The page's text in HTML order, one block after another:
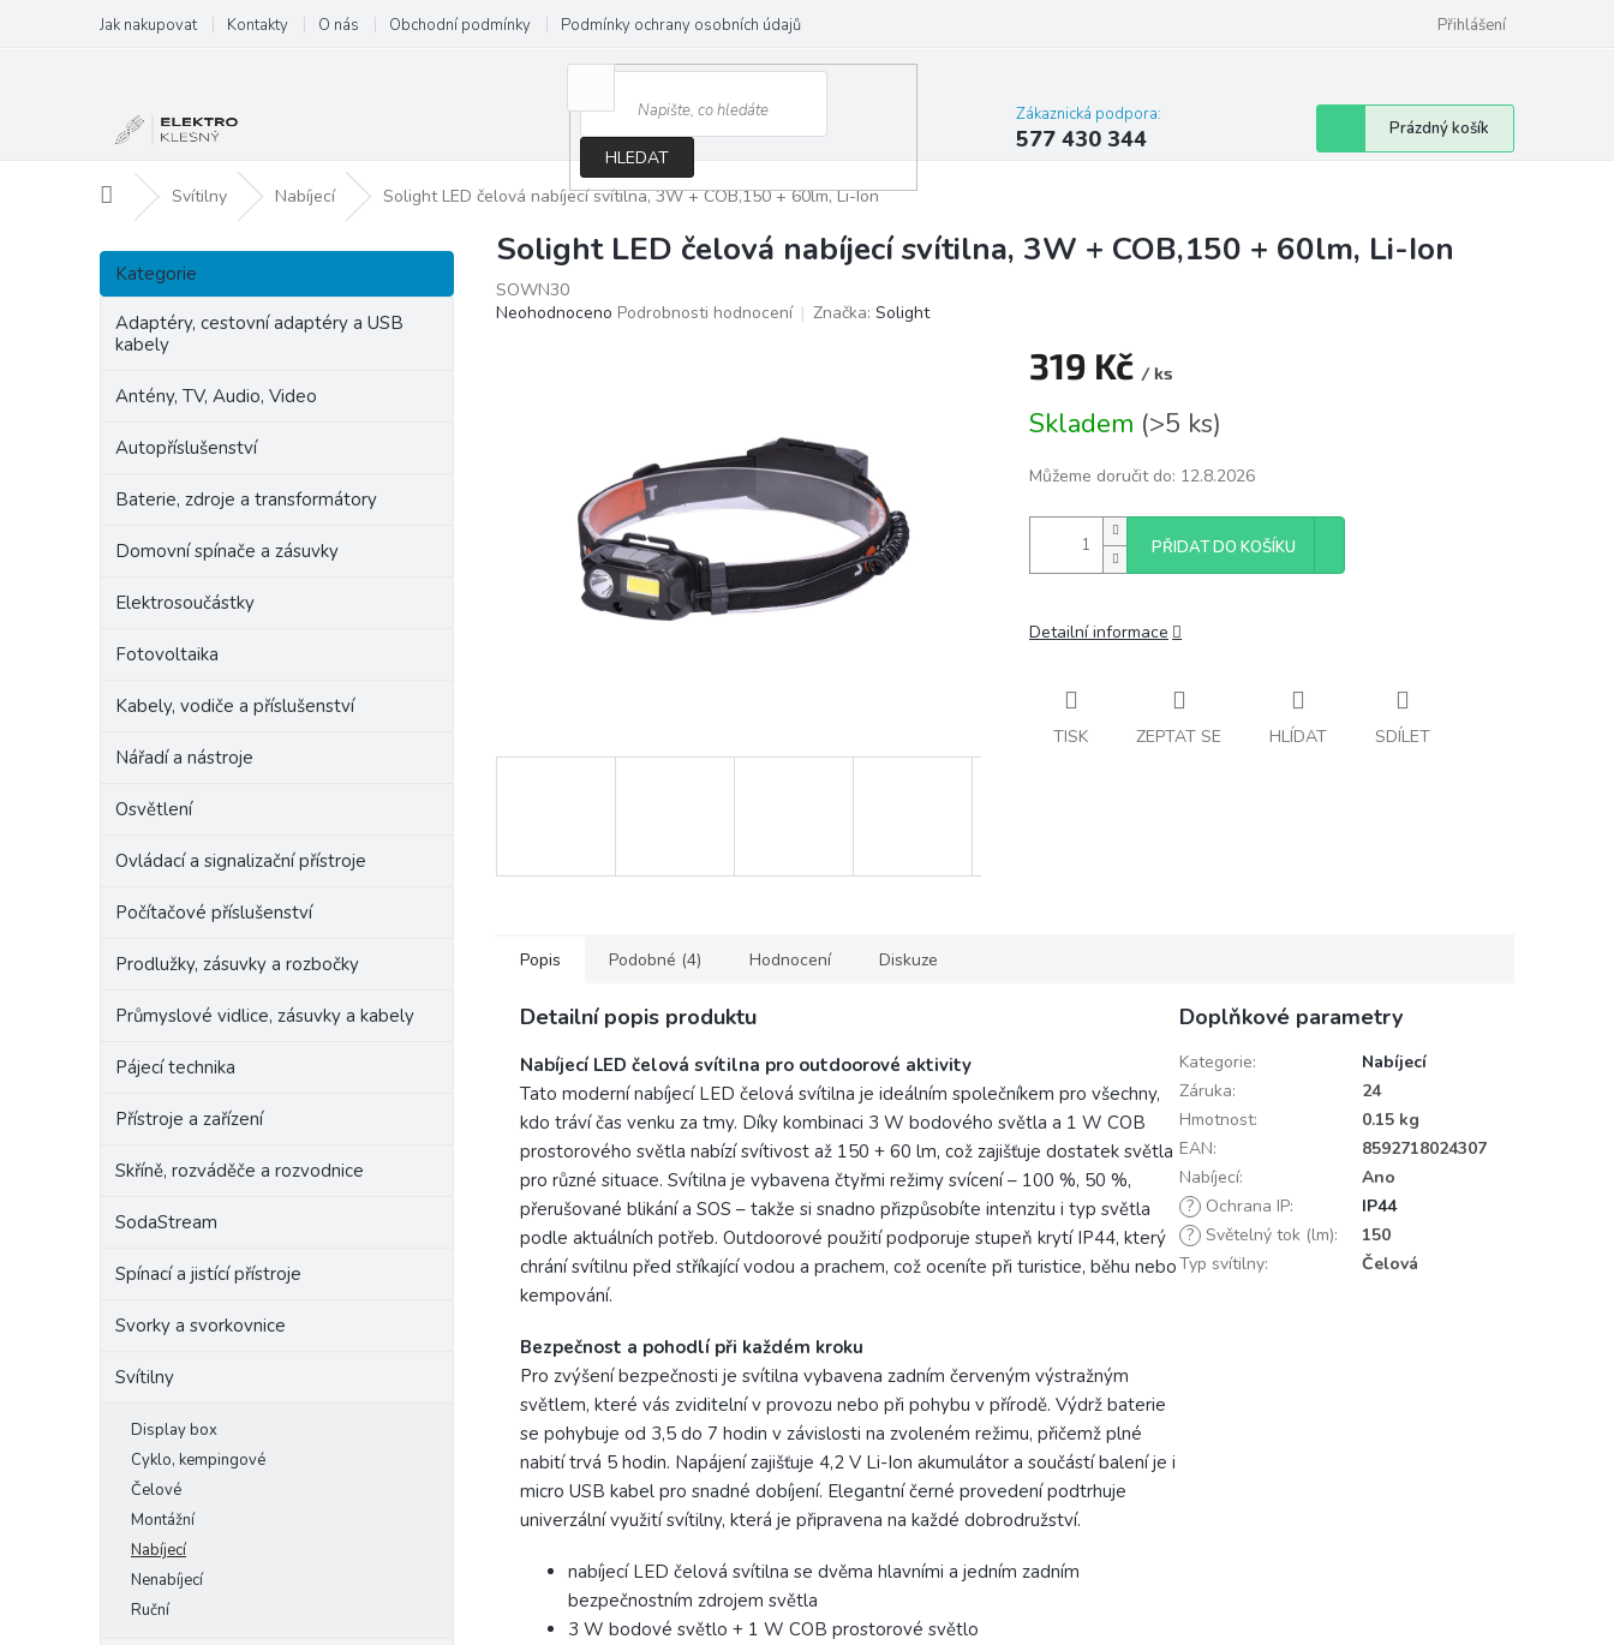
obsah
Jak nakupovat Kontakty O nás Obchodní podmínky Podmínky ochrany osobních údajů Přihlášení
HLEDAT
Zákaznická podpora:
577 430 344
Nákupní
košík
Prázdný košík
Domů Svítilny Nabíjecí Solight LED čelová nabíjecí svítilna, 3W + COB,150 + 60lm, Li-Ion
P
s
Přeskočit
kategorie
Kategorie
Adaptéry, cestovní adaptéry a USB
kabely
Antény, TV, Audio, Video
Autopříslušenství
Baterie, zdroje a transformátory
Domovní spínače a zásuvky
Elektrosoučástky
Fotovoltaika
Kabely, vodiče a příslušenství
Nářadí a nástroje
Osvětlení
Ovládací a signalizační přístroje
Počítačové příslušenství
Prodlužky, zásuvky a rozbočky
Průmyslové vidlice, zásuvky a kabely
Pájecí technika
Přístroje a zařízení
Skříně, rozváděče a rozvodnice
SodaStream
Spínací a jistící přístroje
Svorky a svorkovnice
Svítilny
Display box
Cyklo, kempingové
Čelové
Montážní
Nabíjecí
Nenabíjecí
Ruční
Solight LED čelová nabíjecí svítilna, 3W + COB,150 + 60lm, Li-Ion
SOWN30
Průměrné
Neohodnoceno Podrobnosti hodnocení Značka: Solight
319 Kč / ks
cena:
Skladem (>5 ks)
Můžeme doručit do: 12.8.2026
PŘIDAT DO KOŠÍKU
Detailní informace
TISK ZEPTAT SE HLÍDAT SDÍLET
Popis Podobné (4) Hodnocení Diskuze
Detailní popis produktu
Nabíjecí LED čelová svítilna pro outdoorové aktivity
Tato moderní nabíjecí LED čelová svítilna je ideálním společníkem pro všechny,
kdo tráví čas venku za tmy. Díky kombinaci 3 W bodového světla a 1 W COB
prostorového světla nabízí svítivost až 150 + 60 lm, což zajišťuje dostatek světla
pro různé situace. Svítilna je vybavena čtyřmi režimy svícení – 100 %, 50 %,
přerušované blikání a SOS – takže si snadno přizpůsobíte intenzitu i typ světla
podle aktuálních potřeb. Outdoorové použití podporuje stupeň krytí IP44, který
chrání svítilnu před stříkající vodou a prachem, což oceníte při turistice, běhu nebo
kempování.
Bezpečnost a pohodlí při každém kroku
Pro zvýšení bezpečnosti je svítilna vybavena zadním červeným výstražným
světlem, které vás zviditelní v provozu nebo při pohybu v přírodě. Výdrž baterie
se pohybuje od 3,5 do 7 hodin v závislosti na zvoleném režimu, přičemž plné
nabití trvá 5 hodin. Napájení zajišťuje 4,2 V Li-Ion akumulátor a součástí balení je i
micro USB kabel pro snadné dobíjení. Elegantní černé provedení podtrhuje
univerzální využití svítilny, která je připravena na každé dobrodružství.
nabíjecí LED čelová svítilna se dvěma hlavními a jedním zadním
bezpečnostním zdrojem světla
3 W bodové světlo + 1 W COB prostorové světlo
Doplňkové parametry
Kategorie:
Nabíjecí
Záruka:
24
Hmotnost:
0.15 kg
EAN:
8592718024307
Nabíjecí:
Ano
? Ochrana IP:
IP44
? Světelný tok (lm):
150
Typ svítilny: Čelová